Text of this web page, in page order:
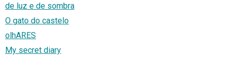
de luz e de sombra
O gato do castelo
olhARES
My secret diary